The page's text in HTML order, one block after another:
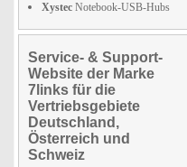
Xystec Notebook-USB-Hubs
Service- & Support-
Website der Marke
7links für die
Vertriebsgebiete
Deutschland,
Österreich und
Schweiz